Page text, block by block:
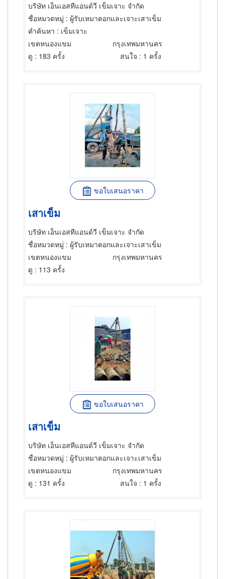
บริษัท เอ็นเอสทีแอนด์วี เข็มเจาะ จำกัด
ชื่อหมวดหมู่ : ผู้รับเหมาตอกและเจาะเสาเข็ม
คำค้นหา : เข็มเจาะ
เขตหนองแขม
กรุงเทพมหานคร
ดู : 183 ครั้ง สนใจ : 1 ครั้ง
ขอใบเสนอราคา
เสาเข็ม
บริษัท เอ็นเอสทีแอนด์วี เข็มเจาะ จำกัด
ชื่อหมวดหมู่ : ผู้รับเหมาตอกและเจาะเสาเข็ม
เขตหนองแขม
กรุงเทพมหานคร
ดู : 113 ครั้ง
ขอใบเสนอราคา
เสาเข็ม
บริษัท เอ็นเอสทีแอนด์วี เข็มเจาะ จำกัด
ชื่อหมวดหมู่ : ผู้รับเหมาตอกและเจาะเสาเข็ม
เขตหนองแขม
กรุงเทพมหานคร
ดู : 131 ครั้ง สนใจ : 1 ครั้ง